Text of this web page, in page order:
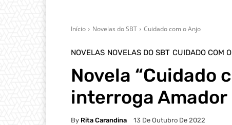
Início Novelas do SBT Cuidado com o Anjo
NOVELAS NOVELAS DO SBT CUIDADO COM
Novela “Cuidado
interroga Amador
By Rita Carandina 13 De Outubro De 2022